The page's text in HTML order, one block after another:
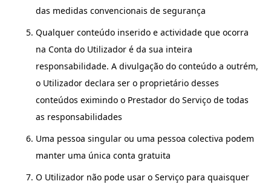
das medidas convencionais de segurança
Qualquer conteúdo inserido e actividade que ocorra
na Conta do Utilizador é da sua inteira
responsabilidade. A divulgação do conteúdo a outrém,
o Utilizador declara ser o proprietário desses
conteúdos eximindo o Prestador do Serviço de todas
as responsabilidades
Uma pessoa singular ou uma pessoa colectiva podem
manter uma única conta gratuita
O Utilizador não pode usar o Serviço para quaisquer